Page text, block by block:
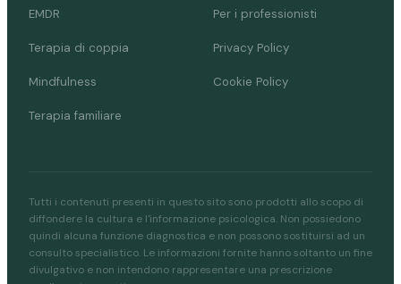
EMDR
Terapia di coppia
Mindfulness
Terapia familiare
Per i professionisti
Privacy Policy
Cookie Policy
Tutti i contenuti presenti in questo sito sono prodotti allo scopo di
diffondere la cultura e l'informazione psicologica. Non possiedono
quindi alcuna funzione diagnostica e non possono sostituirsi ad un
consulto specialistico. Le informazioni fornite hanno soltanto un fine
divulgativo e non intendono rappresentare una prescrizione